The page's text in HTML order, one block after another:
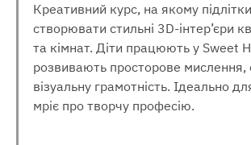
Креативний курс, на якому
створювати стильні 3D-інтер’єри
та кімнат. Діти працюють у Sweet
розвивають просторове мислення,
візуальну грамотність. Ідеально
мріє про творчу професію.